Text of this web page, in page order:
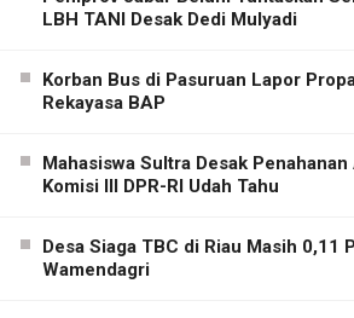
LBH TANI Desak Dedi Mulyadi
Korban Bus di Pasuruan Lapor
Rekayasa BAP
Mahasiswa Sultra Desak
Komisi III DPR-RI Udah Tahu
Desa Siaga TBC di Riau Masih 0,11
Wamendagri